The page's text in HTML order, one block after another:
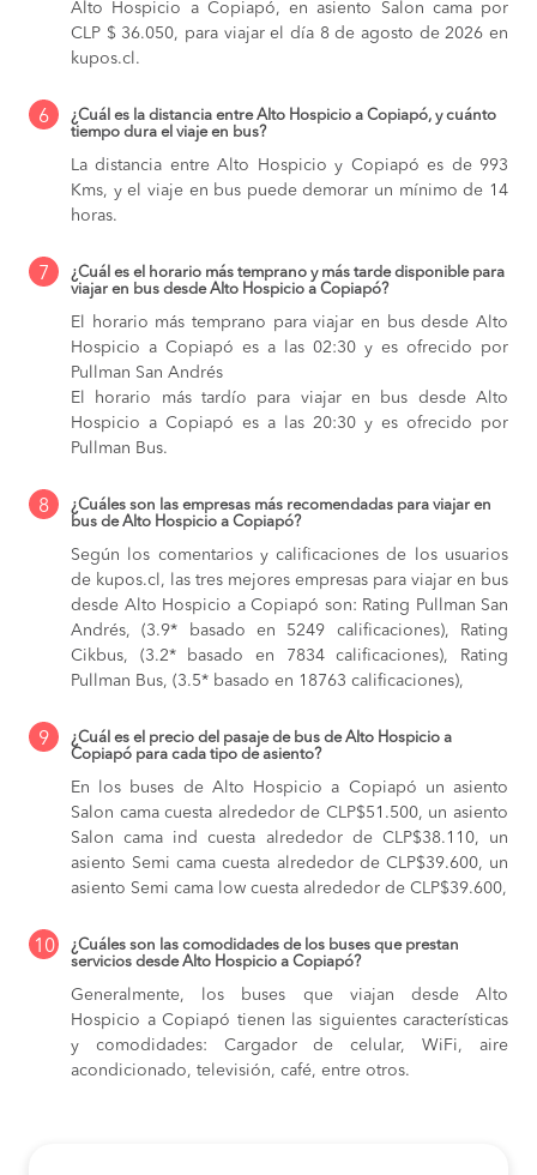
Alto Hospicio a Copiapó, en asiento Salon cama por
CLP $ 36.050, para viajar el día 8 de agosto de 2026 en
kupos.cl.
6
¿Cuál es la distancia entre Alto Hospicio a Copiapó, y cuánto
tiempo dura el viaje en bus?
La distancia entre Alto Hospicio y Copiapó es de 993
Kms, y el viaje en bus puede demorar un mínimo de 14
horas.
7
¿Cuál es el horario más temprano y más tarde disponible para
viajar en bus desde Alto Hospicio a Copiapó?
El horario más temprano para viajar en bus desde Alto
Hospicio a Copiapó es a las 02:30 y es ofrecido por
Pullman San Andrés
El horario más tardío para viajar en bus desde Alto
Hospicio a Copiapó es a las 20:30 y es ofrecido por
Pullman Bus.
8
¿Cuáles son las empresas más recomendadas para viajar en
bus de Alto Hospicio a Copiapó?
Según los comentarios y calificaciones de los usuarios
de kupos.cl, las tres mejores empresas para viajar en bus
desde Alto Hospicio a Copiapó son: Rating Pullman San
Andrés, (3.9* basado en 5249 calificaciones), Rating
Cikbus, (3.2* basado en 7834 calificaciones), Rating
Pullman Bus, (3.5* basado en 18763 calificaciones),
9
¿Cuál es el precio del pasaje de bus de Alto Hospicio a
Copiapó para cada tipo de asiento?
En los buses de Alto Hospicio a Copiapó un asiento
Salon cama cuesta alrededor de CLP$51.500, un asiento
Salon cama ind cuesta alrededor de CLP$38.110, un
asiento Semi cama cuesta alrededor de CLP$39.600, un
asiento Semi cama low cuesta alrededor de CLP$39.600,
10
¿Cuáles son las comodidades de los buses que prestan
servicios desde Alto Hospicio a Copiapó?
Generalmente, los buses que viajan desde Alto
Hospicio a Copiapó tienen las siguientes características
y comodidades: Cargador de celular, WiFi, aire
acondicionado, televisión, café, entre otros.